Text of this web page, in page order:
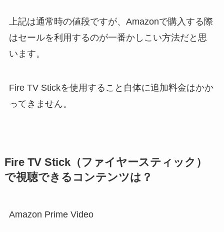
上記は通常時の値段ですが、Amazonで購入する際
はセールを利用するのが一番かしこい方法だと思
います。
Fire TV Stickを使用すること自体に追加料金はかか
ってきません。
Fire TV Stick（ファイヤースティック）
で視聴できるコンテンツは？
Amazon Prime Video